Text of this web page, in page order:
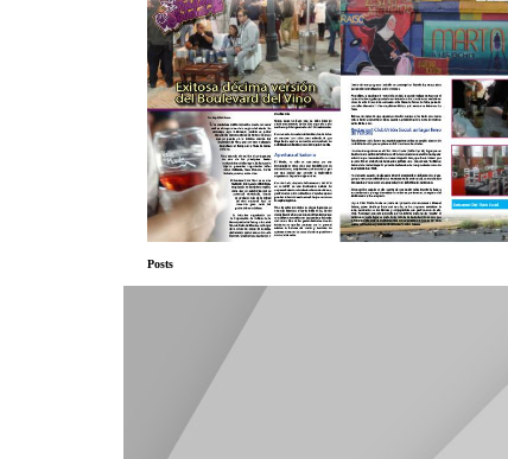
Posts